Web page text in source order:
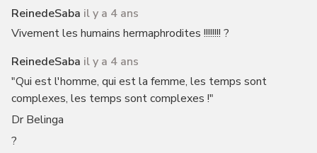
ReinedeSaba il y a 4 ans
Vivement les humains hermaphrodites !!!!!!!! ?
ReinedeSaba il y a 4 ans
"Qui est l'homme, qui est la femme, les temps sont
complexes, les temps sont complexes !"
Dr Belinga
?